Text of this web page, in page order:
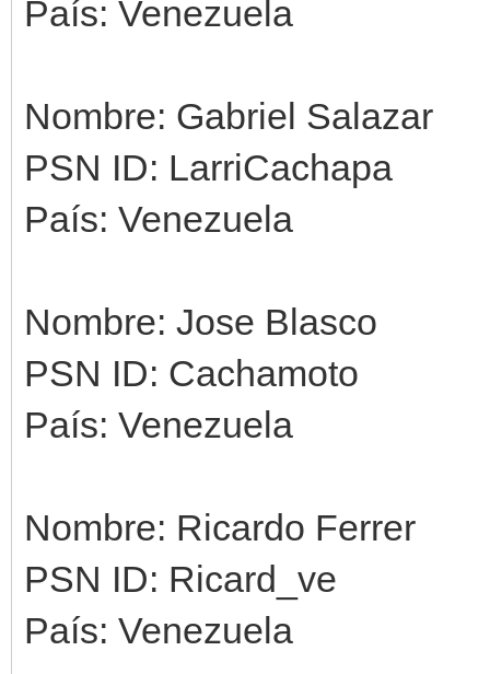
País: Venezuela
Nombre: Gabriel Salazar
PSN ID: LarriCachapa
País: Venezuela
Nombre: Jose Blasco
PSN ID: Cachamoto
País: Venezuela
Nombre: Ricardo Ferrer
PSN ID: Ricard_ve
País: Venezuela